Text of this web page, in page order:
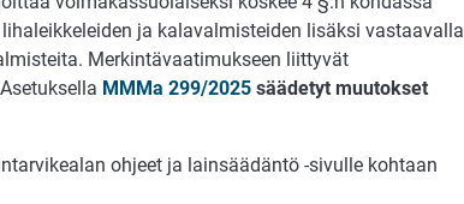
ja kalavalmisteiden lisäksi vastaavalla
Merkintävaatimukseen liittyvät
MMMa 299/2025 säädetyt muutokset
ohjeet ja lainsäädäntö -sivulle kohtaan